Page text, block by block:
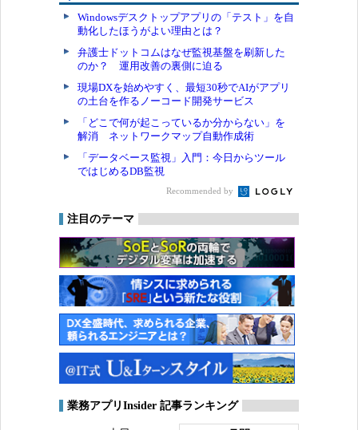
Windowsデスクトップアプリの「テスト」を自
動化したほうがよい理由とは？
弁護士ドットコムはなぜ監視基盤を刷新した
のか？ 運用改善の裏側に迫る
現場DXを始めやすく、最短30秒でAIがアプリ
の土台を作るノーコード開発サービス
「どこで何が起こっているか分からない」を
解消 ネットワークマップ自動作成術
「データベース監視」入門：今日からツール
ではじめるDB監視
Recommended by
注目のテーマ
業務アプリInsider 記事ランキング